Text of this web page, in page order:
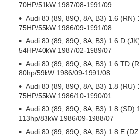
70HP/51kW 1987/08-1991/09
Audi 80 (89, 89Q, 8A, B3) 1.6 (RN)
75HP/55kW 1986/09-1991/08
Audi 80 (89, 89Q, 8A, B3) 1.6 D
54HP/40kW 1987/02-1989/07
Audi 80 (89, 89Q, 8A, B3) 1.6 TD
80hp/59kW 1986/09-1991/08
Audi 80 (89, 89Q, 8A, B3) 1.8 (RU)
75HP/55kW 1986/10-1990/01
Audi 80 (89, 89Q, 8A, B3) 1.8 (SD)
113hp/83kW 1986/09-1988/07
Audi 80 (89, 89Q, 8A, B3) 1.8 E